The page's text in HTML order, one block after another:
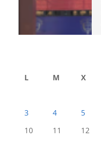
L
M X
3
4 5
10
11 12